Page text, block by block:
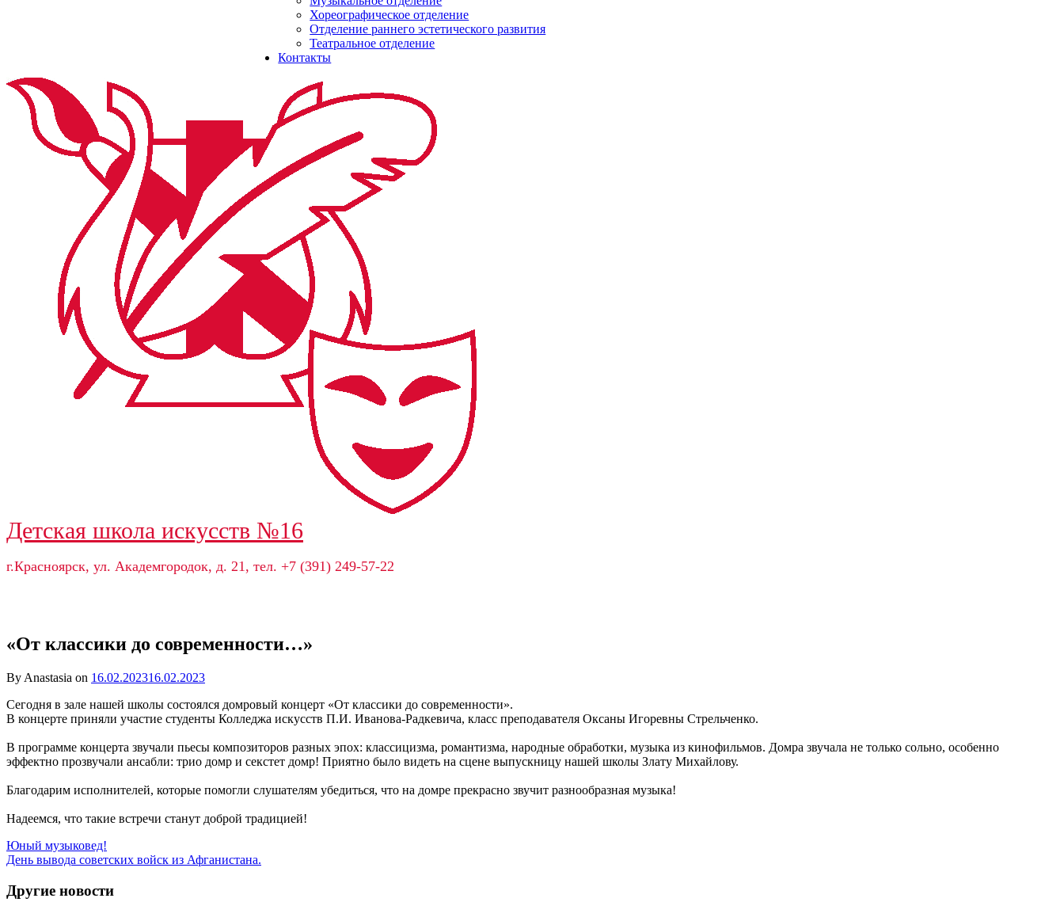
Хореографическое отделение
Отделение раннего эстетического развития
Театральное отделение
Контакты
Детская школа искусств №16
г.Красноярск, ул. Академгородок, д. 21, тел. +7 (391) 249-57-22
«От классики до современности…»
By Anastasia on 16.02.202316.02.2023
Сегодня в зале нашей школы состоялся домровый концерт «От классики до современности».
В концерте приняли участие студенты Колледжа искусств П.И. Иванова-Радкевича, класс преподавателя Оксаны Игоревны Стрельченко.
В программе концерта звучали пьесы композиторов разных эпох: классицизма, романтизма, народные обработки, музыка из кинофильмов. Домра звучала не только сольно, особенно
эффектно прозвучали ансабли: трио домр и секстет домр! Приятно было видеть на сцене выпускницу нашей школы Злату Михайлову.
Благодарим исполнителей, которые помогли слушателям убедиться, что на домре прекрасно звучит разнообразная музыка!
Надеемся, что такие встречи станут доброй традицией!
Навигация
по
записям
Юный музыковед!
День вывода советских войск из Афганистана.
Другие новости